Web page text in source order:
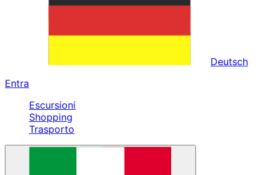
Deutsch
Entra
Escursioni
Shopping
Trasporto